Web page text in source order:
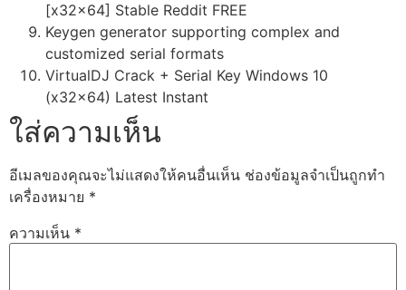
[x32x64] Stable Reddit FREE
Keygen generator supporting complex and
customized serial formats
VirtualDJ Crack + Serial Key Windows 10
(x32x64) Latest Instant
ใส่ความเห็น
อีเมลของคุณจะไม่แสดงให้คนอื่นเห็น ช่องข้อมูลจำเป็นถูกทำ
เครื่องหมาย *
ความเห็น *